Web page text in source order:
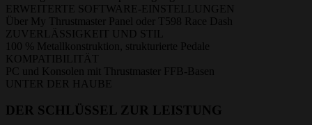
ERWEITERTE SOFTWARE-EINSTELLUNGEN
Über My Thrustmaster Panel oder T598 Race Dash
ZUVERLÄSSIGKEIT UND STIL
100 % Metallkonstruktion, strukturierte Pedale
KOMPATIBILITÄT
PC und Konsolen mit Thrustmaster FFB-Basen
UNTER DER HAUBE
DER SCHLÜSSEL ZUR LEISTUNG